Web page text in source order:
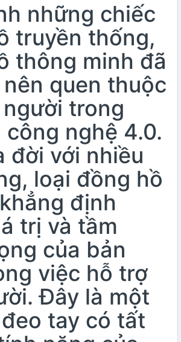
những chiếc
truyền thống,
thông minh đã
quen thuộc
trong
nghệ 4.0.
đời với nhiều
loại đồng hồ
định
trị và tầm
của bản
việc hỗ trợ
Đây là một
tay có tất